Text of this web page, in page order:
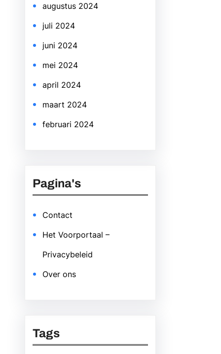
augustus 2024
juli 2024
juni 2024
mei 2024
april 2024
maart 2024
februari 2024
Pagina's
Contact
Het Voorportaal –
Privacybeleid
Over ons
Tags